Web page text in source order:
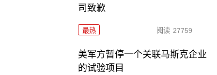
司致歉
最热 阅读 27759
美军方暂停一个关联马斯克企业
的试验项目